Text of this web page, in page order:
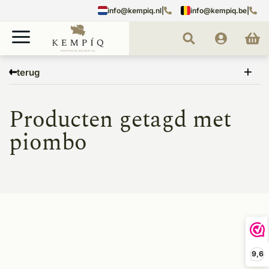
9,6
info@kempiq.nl info@kempiq.be
terug
piombo
Producten getagd met
piombo